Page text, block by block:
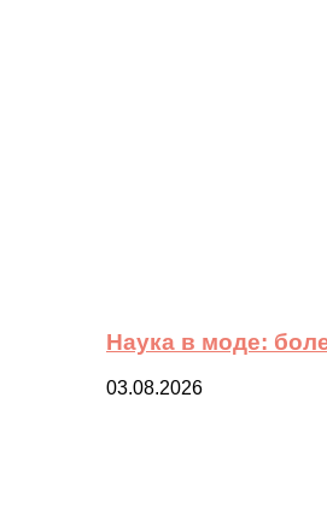
Наука в моде:
03.08.2026